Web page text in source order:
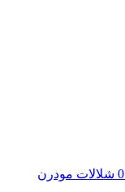
شركة تصميم شلالات بجدة 0558639940 شلالات مودرن